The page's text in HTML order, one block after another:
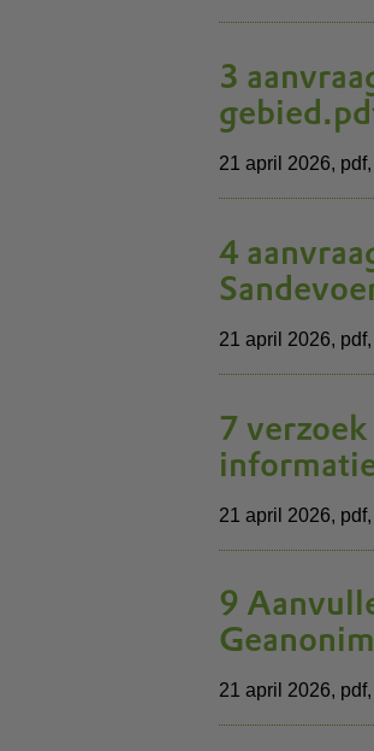
3
21 april 2026, pdf
4
21 april 2026, pdf
7
21 april 2026, pdf
9
21 april 2026, pdf